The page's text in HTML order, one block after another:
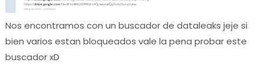
Nos encontramos con un buscador de dataleaks jeje si
bien varios estan bloqueados vale la pena probar este
buscador xD